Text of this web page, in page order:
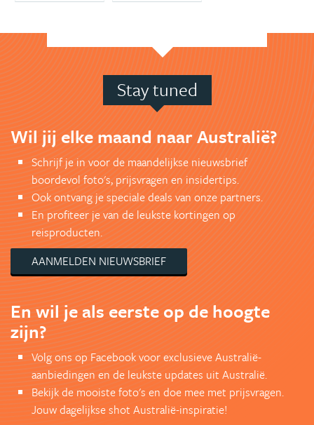
Stay tuned
Wil jij elke maand naar Australië?
Schrijf je in voor de maandelijkse nieuwsbrief
boordevol foto's, prijsvragen en insidertips.
Ook ontvang je speciale deals van onze partners.
En profiteer je van de leukste kortingen op
reisproducten.
AANMELDEN NIEUWSBRIEF
En wil je als eerste op de hoogte
zijn?
Volg ons op Facebook voor exclusieve Australië-
aanbiedingen en de leukste updates uit Australië.
Bekijk de mooiste foto's en doe mee met prijsvragen.
Jouw dagelijkse shot Australië-inspiratie!